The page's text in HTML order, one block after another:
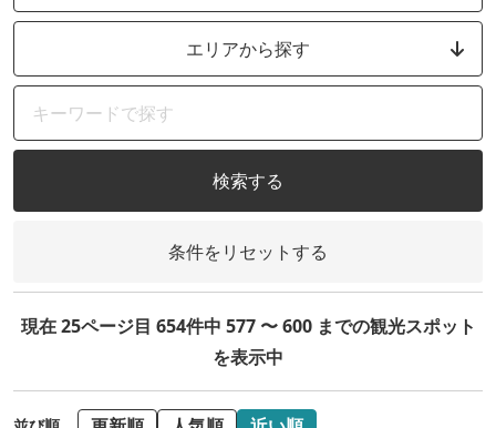
エリアから探す
検索する
条件をリセットする
現在 25ページ目 654件中 577 〜 600 までの観光スポット
を表示中